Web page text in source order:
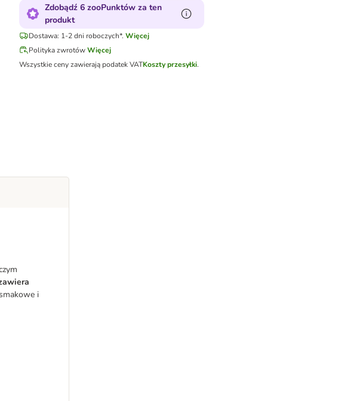
Zdobądź 6 zooPunktów za ten
produkt
Dostawa: 1-2 dni roboczych*. Więcej
Polityka zwrotów Więcej
Wszystkie ceny zawierają podatek VATKoszty przesyłki.
i